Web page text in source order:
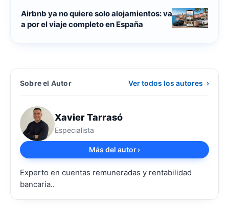
Airbnb ya no quiere solo alojamientos: va
a por el viaje completo en España
Sobre el Autor Ver todos los autores ›
Xavier Tarrasó
Especialista
Más del autor›
Experto en cuentas remuneradas y rentabilidad
bancaria..